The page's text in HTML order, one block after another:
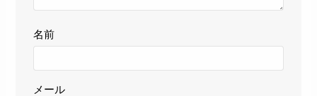
名前
メール